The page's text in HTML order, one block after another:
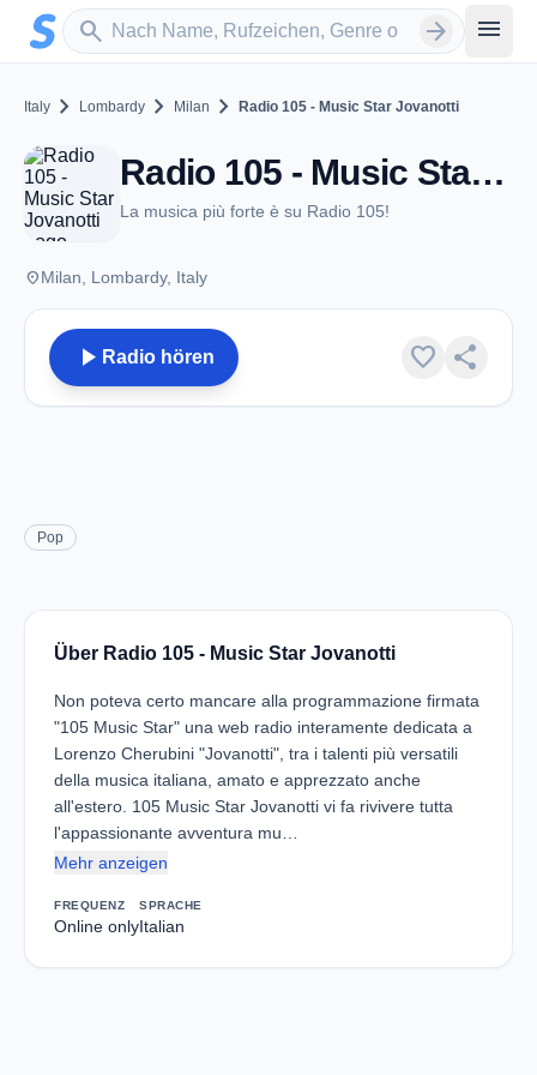
Zum Hauptinhalt springen
search
Sender suchen arrow_forward menu
Italy chevron_right Lombardy chevron_right Milan chevron_right Radio 105 - Music Star Jovanotti
Radio 105 - Music Star Jovanotti - Milan
La musica più forte è su Radio 105!
placeMilan, Lombardy, Italy
play_arrow Radio hören favorite share
Pop
Über Radio 105 - Music Star Jovanotti
Non poteva certo mancare alla programmazione firmata
"105 Music Star" una web radio interamente dedicata a
Lorenzo Cherubini "Jovanotti", tra i talenti più versatili
della musica italiana, amato e apprezzato anche
all'estero. 105 Music Star Jovanotti vi fa rivivere tutta
l'appassionante avventura mu…
Mehr anzeigen
FREQUENZ
Online only
SPRACHE
Italian